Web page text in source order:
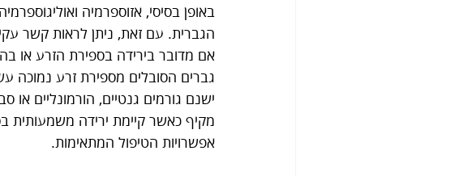
באופן בסיסי, אזוספרמיה
הגברית. עם זאת, ניתן לראות קשר
אם מדובר בירידה בספירת הזרע או
גברים הסובלים מספירת זרע נמוכה
ישנם גורמים גנטיים, הורמונליים
מקיף כאשר קיימת ירידה משמעותית
אפשרויות הטיפול המתאימות.